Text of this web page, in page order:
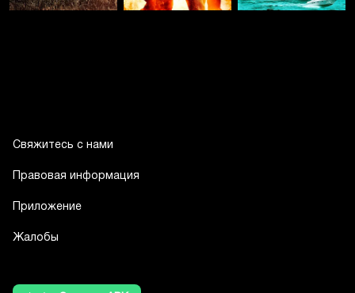
Свяжитесь с нами
Правовая информация
Приложение
Жалобы